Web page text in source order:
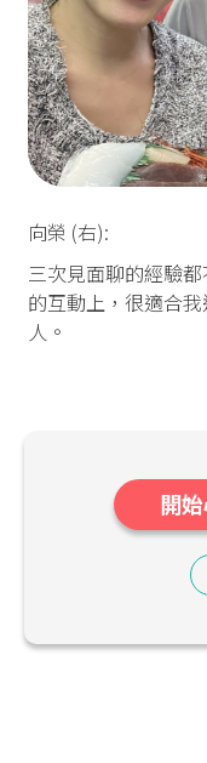
向榮 (右):
三次見面聊的經驗
的互動上，很適合
人。
開